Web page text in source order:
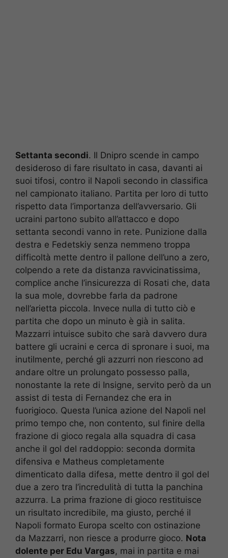
Settanta secondi. Il Dnipro scende in campo
desideroso di fare risultato in casa, davanti ai
suoi tifosi, contro il Napoli secondo in classifica
nel campionato italiano. Partita per loro di tutto
rispetto data l’importanza dell’avversario. Gli
ucraini partono subito all’attacco e dopo
settanta secondi vanno in rete. Punizione dalla
destra e Fedetskiy senza nemmeno troppa
difficoltà mette dentro il pallone dell’uno a zero,
colpendo a rete da distanza ravvicinatissima,
complice anche l’insicurezza di Rosati che, data
la sua mole, dovrebbe farla da padrone
nell’arietta piccola. Invece nulla di tutto ciò e
partita che dopo un minuto è già in salita.
Mazzarri intuisce subito che sarà davvero dura
battere gli ucraini e cerca di spronare i suoi, ma
inutilmente, perché gli azzurri non riescono ad
andare oltre un prolungato possesso palla,
nonostante la rete di Insigne, servito però da un
assist di testa di Fernandez che era in
fuorigioco. Questa l’unica azione del Napoli nel
primo tempo che, non contento, sul finire della
frazione di gioco regala alla squadra di casa
anche il gol del raddoppio: seconda dormita
difensiva e Matheus completamente
dimenticato dalla difesa, mette dentro il gol del
due a zero tra l’incredulità di tutta la panchina
azzurra. La prima frazione di gioco restituisce
un risultato incredibile, ma giusto, perché il
Napoli formato Europa scelto con ostinazione
da Mazzarri, non riesce a produrre gioco. Nota
dolente per Edu Vargas, mai in partita e mai